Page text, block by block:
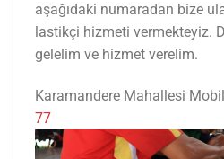
aşağıdaki numaradan bize
lastikçi hizmeti vermekteyiz.
gelelim ve hizmet verelim.
Karamandere Mahallesi
77